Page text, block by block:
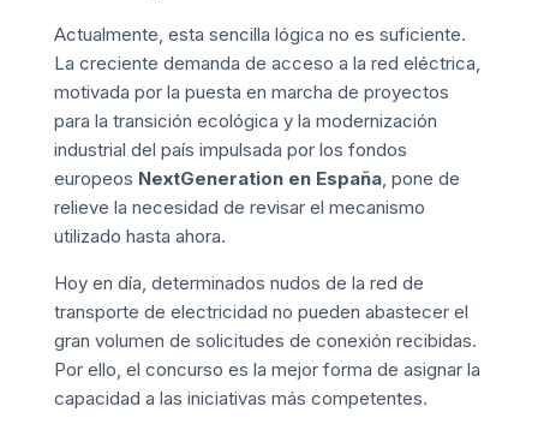
Actualmente, esta sencilla lógica no es suficiente.
La creciente demanda de acceso a la red eléctrica,
motivada por la puesta en marcha de proyectos
para la transición ecológica y la modernización
industrial del país impulsada por los fondos
europeos NextGeneration en España, pone de
relieve la necesidad de revisar el mecanismo
utilizado hasta ahora.
Hoy en día, determinados nudos de la red de
transporte de electricidad no pueden abastecer el
gran volumen de solicitudes de conexión recibidas.
Por ello, el concurso es la mejor forma de asignar la
capacidad a las iniciativas más competentes.